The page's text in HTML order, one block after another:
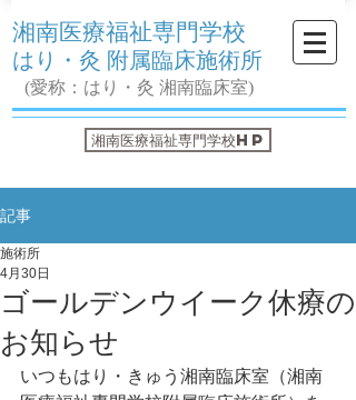
湘南医療福祉専門学校
はり・灸 附属臨床施術所
(愛称：はり・灸 湘南臨床室)
湘南医療福祉専門学校HP
記事
ゴールデンウイーク休療の
お知らせ
施術所
4月30日
いつもはり・きゅう湘南臨床室（湘南